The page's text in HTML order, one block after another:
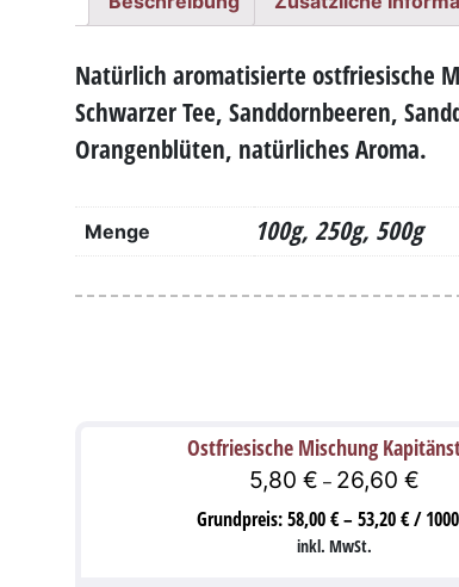
Natürlich aromatisierte ostfriesische
Schwarzer Tee, Sanddornbeeren,
Orangenblüten, natürliches Aroma.
Menge 100g, 250g, 500g
Ostfriesische Mischung
5,80 € – 26,60 €
Grundpreis:58,00€– 53,20€/1000
inkl. MwSt.